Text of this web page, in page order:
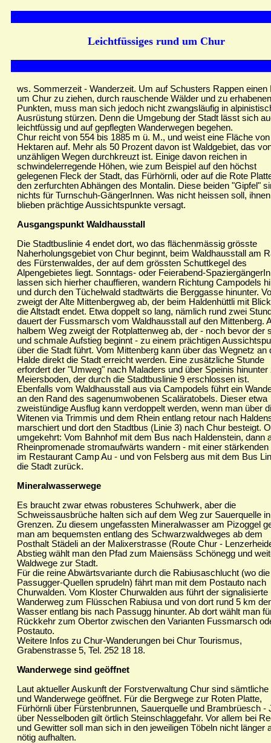
Leichtfüssiges rund um Chur
ws. Sommerzeit - Wanderzeit. Um auf Schusters Rappen einen
um Chur zu ziehen, durch rauschende Wälder und zu erhabenen
Punkten, muss man sich jedoch nicht zwangsläufig in
Ausrüstung stürzen. Denn die Umgebung der Stadt lässt sich
leichtfüssig und auf gepflegten Wanderwegen begehen.
Chur reicht von 554 bis 1885 m ü. M., und weist eine Fläche
Hektaren auf. Mehr als 50 Prozent davon ist Waldgebiet, das
unzähligen Wegen durchkreuzt ist. Einige davon reichen in
schwindelerregende Höhen, wie zum Beispiel auf den höchst
gelegenen Fleck der Stadt, das Fürhörnli, oder auf die Rote
den zerfurchten Abhängen des Montalin. Diese beiden "Gipfel"
nichts für Turnschuh-GängerInnen. Was nicht heissen soll, ihnen
blieben prächtige Aussichtspunkte versagt.
Ausgangspunkt Waldhausstall
Die Stadtbuslinie 4 endet dort, wo das flächenmässig grösste
Naherholungsgebiet von Chur beginnt, beim Waldhausstall am
des Fürstenwaldes, der auf dem grössten Schuttkegel des
Alpengebietes liegt. Sonntags- oder Feierabend-
lassen sich hierher chauffieren, wandern Richtung Campodels
und durch den Tüchelwald stadtwärts die Berggasse hinunter.
zweigt der Alte Mittenbergweg ab, der beim Haldenhüttli mit
die Altstadt endet. Etwa doppelt so lang, nämlich rund zwei
dauert der Fussmarsch vom Waldhausstall auf den Mittenberg.
halbem Weg zweigt der Rotplattenweg ab, der - noch bevor der
und schmale Aufstieg beginnt - zu einem prächtigen
über die Stadt führt. Vom Mittenberg kann über das Wegnetz an
Halde direkt die Stadt erreicht werden. Eine zusätzliche Stunde
erfordert der "Umweg" nach Maladers und über Speinis hinunter
Meiersboden, der durch die Stadtbuslinie 9 erschlossen ist.
Ebenfalls vom Waldhausstall aus via Campodels führt ein
an den Rand des sagenumwobenen Scaläratobels. Dieser etwa
zweistündige Ausflug kann verdoppelt werden, wenn man über
Witenen via Trimmis und dem Rhein entlang retour nach
marschiert und dort den Stadtbus (Linie 3) nach Chur besteigt.
umgekehrt: Vom Bahnhof mit dem Bus nach Haldenstein, dann
Rheinpromenade stromaufwärts wandern - mit einer stärkenden
im Restaurant Camp Au - und von Felsberg aus mit dem Bus
die Stadt zurück.
Mineralwasserwege
Es braucht zwar etwas robusteres Schuhwerk, aber die
Schweissausbrüche halten sich auf dem Weg zur Sauerquelle in
Grenzen. Zu diesem ungefassten Mineralwasser am Pizoggel
man am bequemsten entlang des Schwarzwaldweges ab dem
Posthalt Städeli an der Malixerstrasse (Route Chur -
Abstieg wählt man den Pfad zum Maiensäss Schönegg und
Waldwege zur Stadt.
Für die reine Abwärtsvariante durch die Rabiusaschlucht (wo die
Passugger-Quellen sprudeln) fährt man mit dem Postauto nach
Churwalden. Vom Kloster Churwalden aus führt der signalisierte
Wanderweg zum Flüsschen Rabiusa und von dort rund 5 km
Wasser entlang bis nach Passugg hinunter. Ab dort wählt man
Rückkehr zum Obertor zwischen den Varianten Fussmarsch
Postauto.
Weitere Infos zu Chur-Wanderungen bei Chur Tourismus,
Grabenstrasse 5, Tel. 252 18 18.
Wanderwege sind geöffnet
Laut aktueller Auskunft der Forstverwaltung Chur sind sämtliche
und Wanderwege geöffnet. Für die Bergwege zur Roten Platte,
Fürhörnli über Fürstenbrunnen, Sauerquelle und Brambrüesch -
über Nesselboden gilt örtlich Steinschlaggefahr. Vor allem bei
und Gewitter soll man sich in den jeweiligen Töbeln nicht länger
nötig aufhalten.